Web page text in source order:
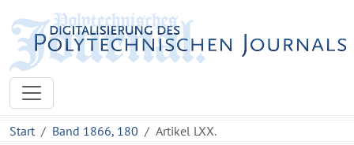
Start Band 1866, 180 Artikel LXX.